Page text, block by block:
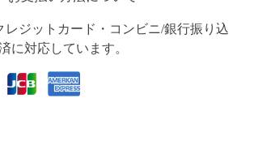
レジットカード・コンビニ/銀行振り込
に対応しています。